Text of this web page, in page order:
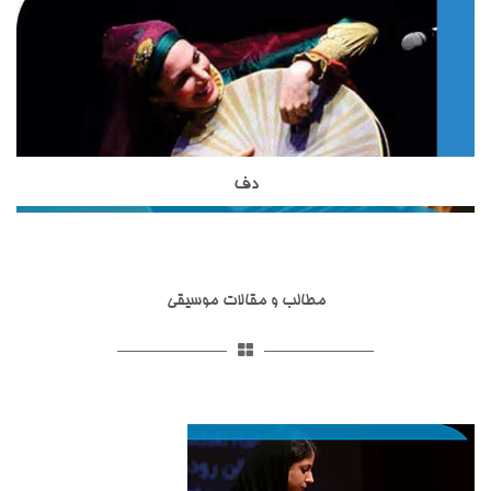
حساب می آیند.استاد مظاهری از شاگردان آقای ظریف بوده واز
بهترین شاگردان ایشان محسوب می شوند. استاد شاکری از دیگر
اساتید آموزشگاه موسیقی تاج بخش برای تدریس ساز تار و سه تار
به هنرجویان هستند. ساز تخصصی ایشان تار و سه تار است و
تحصیلات خود را در زمینه موسیقی ایرانی،آموزش موسیقی به
کودکان و گرافیک دنبال نموده اند.
شود با دف تفاوت هایی دارد.دایره از دف کوچکتر است و تعداد زنجیر
هایی که به آن وصل شده است از دف بسیار کمتر است. نواختن ساز
دایره در کشورهای آسیایی نظیر ایران, افغانستان , تاجیکستان و ...
ساز دف یکی از ساز های کوبه ای در موسیقی ایرانی است که از
مختلفی ساخته شده اند.ساز دف از ساز های کوبه ای با قدمت ایرانی
اصلی مجالس عیش و طرب و محافل اهل ذوق و عرفان و مجالس
صدایی بم تر است. استاد حدادی مدرس ساز دف در آموزشگاه
موسیقی تاج بخش هستند.استاد حدادی از شاگردان استاد کامکار
دف
صداسازی و آواز پاپ یکی از خدمات آموزشگاه موسیقی تاج بخش
است که در زیرگروه آموزش اواز در این آموزشگاه موسیقی با بهترین
اساتید این حوزه آموزش داده می شود.
صداسازی و آواز پاپ
مطالب و مقالات موسیقی